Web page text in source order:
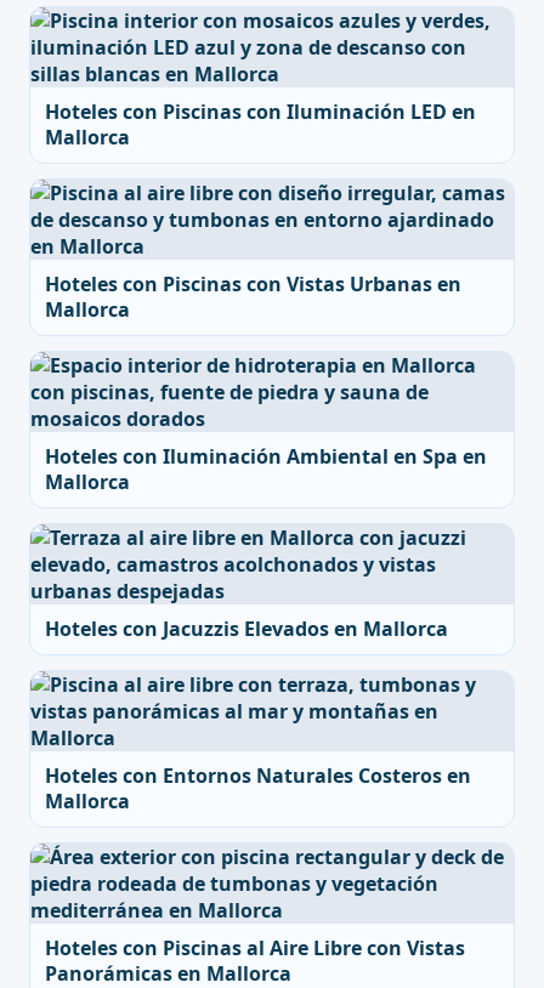
Hoteles con Piscinas con Iluminación LED en
Mallorca
Hoteles con Piscinas con Vistas Urbanas en
Mallorca
Hoteles con Iluminación Ambiental en Spa en
Mallorca
Hoteles con Jacuzzis Elevados en Mallorca
Hoteles con Entornos Naturales Costeros en
Mallorca
Hoteles con Piscinas al Aire Libre con Vistas
Panorámicas en Mallorca